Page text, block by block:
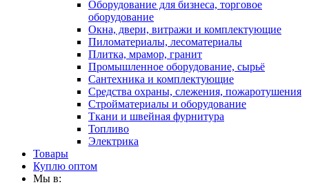
Оборудование для бизнеса, торговое
оборудование
Окна, двери, витражи и комплектующие
Пиломатериалы, лесоматериалы
Плитка, мрамор, гранит
Промышленное оборудование, сырьё
Сантехника и комплектующие
Средства охраны, слежения, пожаротушения
Стройматериалы и оборудование
Ткани и швейная фурнитура
Топливо
Электрика
Товары
Куплю оптом
Мы в: